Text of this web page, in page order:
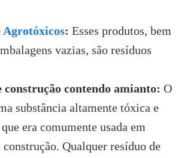
Agrotóxicos: Esses produtos, bem
vazias, são resíduos
construção contendo amianto: O
substância altamente tóxica e
era comumente usada em
Qualquer resíduo de